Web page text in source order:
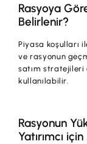
Rasyoya
Belirlenir?
Piyasa koşulları
ve rasyonun
satım stratejileri
kullanılabilir.
Rasyonun
Yatırımcı